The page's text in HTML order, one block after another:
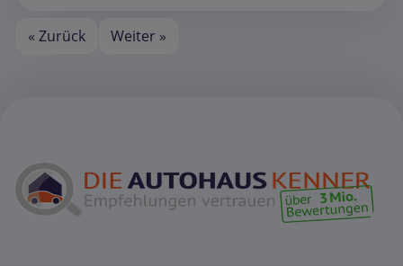
« Zurück Weiter »